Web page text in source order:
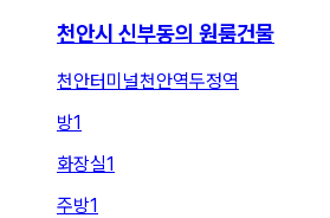
천안시 신부동의 원룸건물
천안터미널천안역두정역
방1
화장실1
주방1